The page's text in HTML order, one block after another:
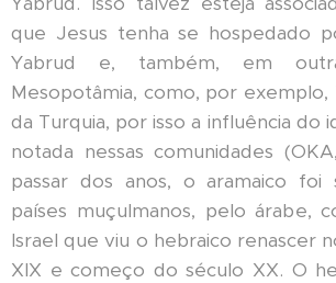
que Jesus tenha se hospedado
Yabrud e, também, em
Mesopotâmia, como, por exemplo,
da Turquia, por isso a influência do
notada nessas comunidades
passar dos anos, o aramaico foi
países muçulmanos, pelo árabe,
Israel que viu o hebraico renascer
XIX e começo do século XX. O